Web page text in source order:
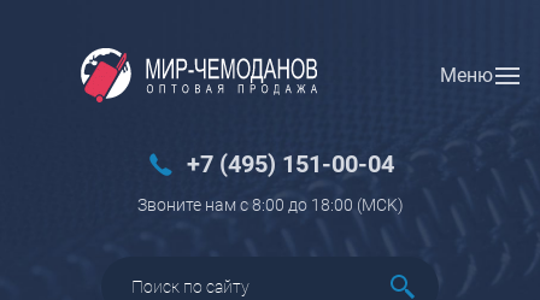
Меню
+7 (495) 151-00-04
Звоните нам с 8:00 до 18:00 (МCK)
Вход Регистрация
Багаж
Чемоданы
Чемоданы детские